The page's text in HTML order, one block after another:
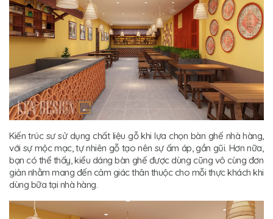
Kiến trúc sư sử dụng chất liệu gỗ khi lựa chọn bàn ghế nhà hàng,
với sự mộc mạc, tự nhiên gỗ tạo nên sự ấm áp, gần gũi. Hơn nữa,
bạn có thể thấy, kiểu dáng bàn ghế được dùng cũng vô cùng đơn
giản nhằm mang đến cảm giác thân thuộc cho mỗi thực khách khi
dùng bữa tại nhà hàng.